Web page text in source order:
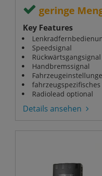
geringe
Key Features
Speedsignal
Rückwärtsgangsignal
Handbremssignal
fahrzeugspezifisches
Radiolead optional
Details ansehen